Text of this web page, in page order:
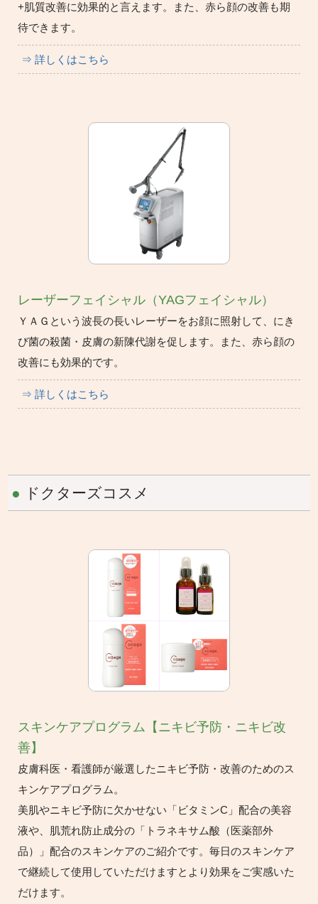
+肌質改善に効果的と言えます。また、赤ら顔の改善も期
待できます。
⇒ 詳しくはこちら
レーザーフェイシャル（YAGフェイシャル）
ＹＡＧという波長の長いレーザーをお顔に照射して、にき
び菌の殺菌・皮膚の新陳代謝を促します。また、赤ら顔の
改善にも効果的です。
⇒ 詳しくはこちら
● ドクターズコスメ
スキンケアプログラム【ニキビ予防・ニキビ改
善】
皮膚科医・看護師が厳選したニキビ予防・改善のためのス
キンケアプログラム。
美肌やニキビ予防に欠かせない「ビタミンC」配合の美容
液や、肌荒れ防止成分の「トラネキサム酸（医薬部外
品）」配合のスキンケアのご紹介です。毎日のスキンケア
で継続して使用していただけますとより効果をご実感いた
だけます。